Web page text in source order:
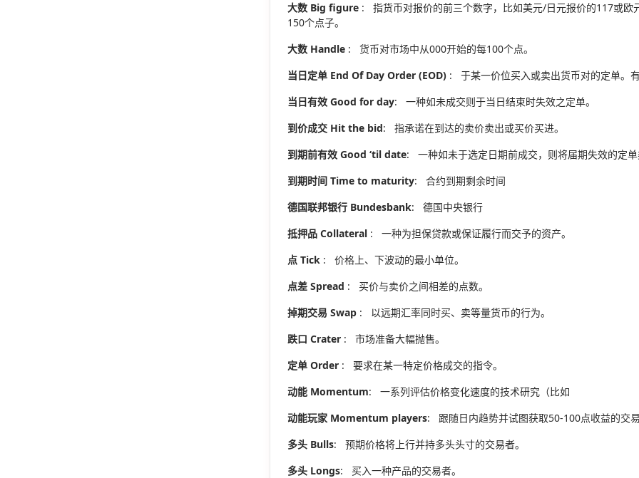
大数 Big figure : 指货币对报价的前三个数字，比如美元/日元报价的117或欧
150个点子。
大数 Handle : 货币对市场中从000开始的每100个点。
当日定单 End Of Day Order (EOD) : 于某一价位买入或卖出货币对的定单。
当日有效 Good for day: 一种如未成交则于当日结束时失效之定单。
到价成交 Hit the bid: 指承诺在到达的卖价卖出或买价买进。
到期前有效 Good ‘til date: 一种如未于选定日期前成交，则将届期失效的定单
到期时间 Time to maturity: 合约到期剩余时间
德国联邦银行 Bundesbank: 德国中央银行
抵押品 Collateral : 一种为担保贷款或保证履行而交予的资产。
点 Tick : 价格上、下波动的最小单位。
点差 Spread : 买价与卖价之间相差的点数。
掉期交易 Swap : 以远期汇率同时买、卖等量货币的行为。
跌口 Crater : 市场准备大幅抛售。
定单 Order : 要求在某一特定价格成交的指令。
动能 Momentum: 一系列评估价格变化速度的技术研究（比如
动能玩家 Momentum players: 跟随日内趋势并试图获取50-100点收益的交易
多头 Bulls: 预期价格将上行并持多头头寸的交易者。
多头 Longs: 买入一种产品的交易者。